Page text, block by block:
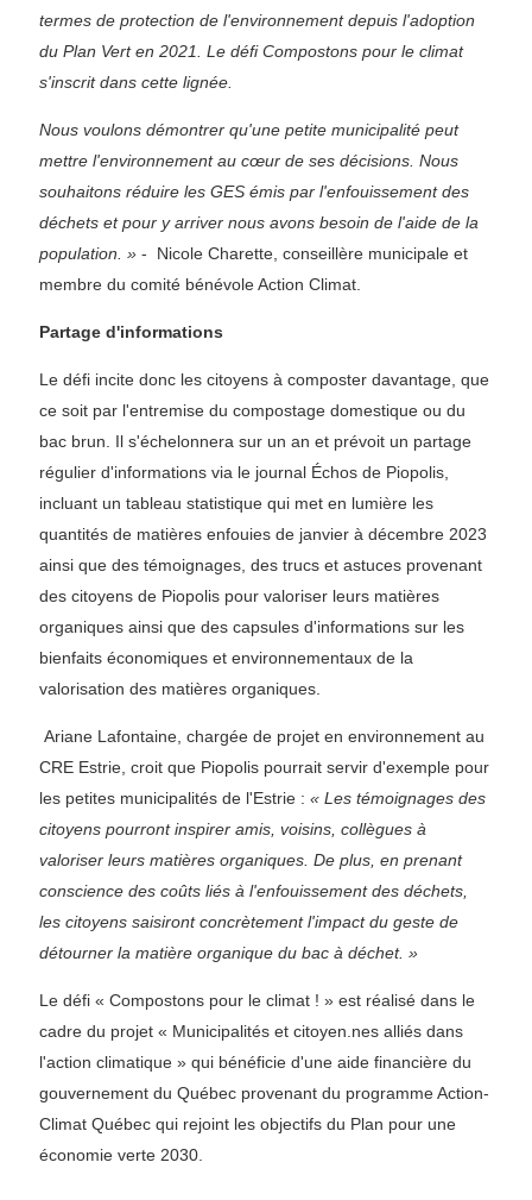
termes de protection de l'environnement depuis l'adoption
du Plan Vert en 2021. Le défi Compostons pour le climat
s'inscrit dans cette lignée.
Nous voulons démontrer qu'une petite municipalité peut
mettre l'environnement au cœur de ses décisions. Nous
souhaitons réduire les GES émis par l'enfouissement des
déchets et pour y arriver nous avons besoin de l'aide de la
population. » - Nicole Charette, conseillère municipale et
membre du comité bénévole Action Climat.
Partage d'informations
Le défi incite donc les citoyens à composter davantage, que
ce soit par l'entremise du compostage domestique ou du
bac brun. Il s'échelonnera sur un an et prévoit un partage
régulier d'informations via le journal Échos de Piopolis,
incluant un tableau statistique qui met en lumière les
quantités de matières enfouies de janvier à décembre 2023
ainsi que des témoignages, des trucs et astuces provenant
des citoyens de Piopolis pour valoriser leurs matières
organiques ainsi que des capsules d'informations sur les
bienfaits économiques et environnementaux de la
valorisation des matières organiques.
Ariane Lafontaine, chargée de projet en environnement au
CRE Estrie, croit que Piopolis pourrait servir d'exemple pour
les petites municipalités de l'Estrie : « Les témoignages des
citoyens pourront inspirer amis, voisins, collègues à
valoriser leurs matières organiques. De plus, en prenant
conscience des coûts liés à l'enfouissement des déchets,
les citoyens saisiront concrètement l'impact du geste de
détourner la matière organique du bac à déchet. »
Le défi « Compostons pour le climat ! » est réalisé dans le
cadre du projet « Municipalités et citoyen.nes alliés dans
l'action climatique » qui bénéficie d'une aide financière du
gouvernement du Québec provenant du programme Action-
Climat Québec qui rejoint les objectifs du Plan pour une
économie verte 2030.